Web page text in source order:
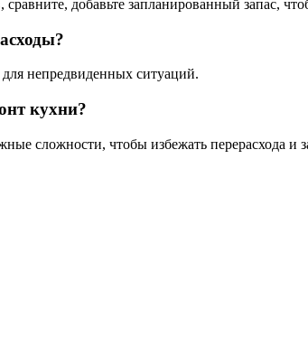
добавьте запланированный запас,
непредвиденных ситуаций.
кухни?
сложности, чтобы избежать перерасхода и